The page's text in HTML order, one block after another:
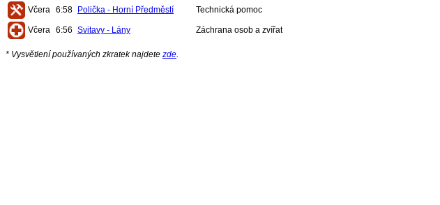
Včera 6:58 Polička - Horní Předměstí Technická pomoc
Včera 6:56 Svitavy - Lány Záchrana osob a zvířat
* Vysvětlení používaných zkratek najdete zde.